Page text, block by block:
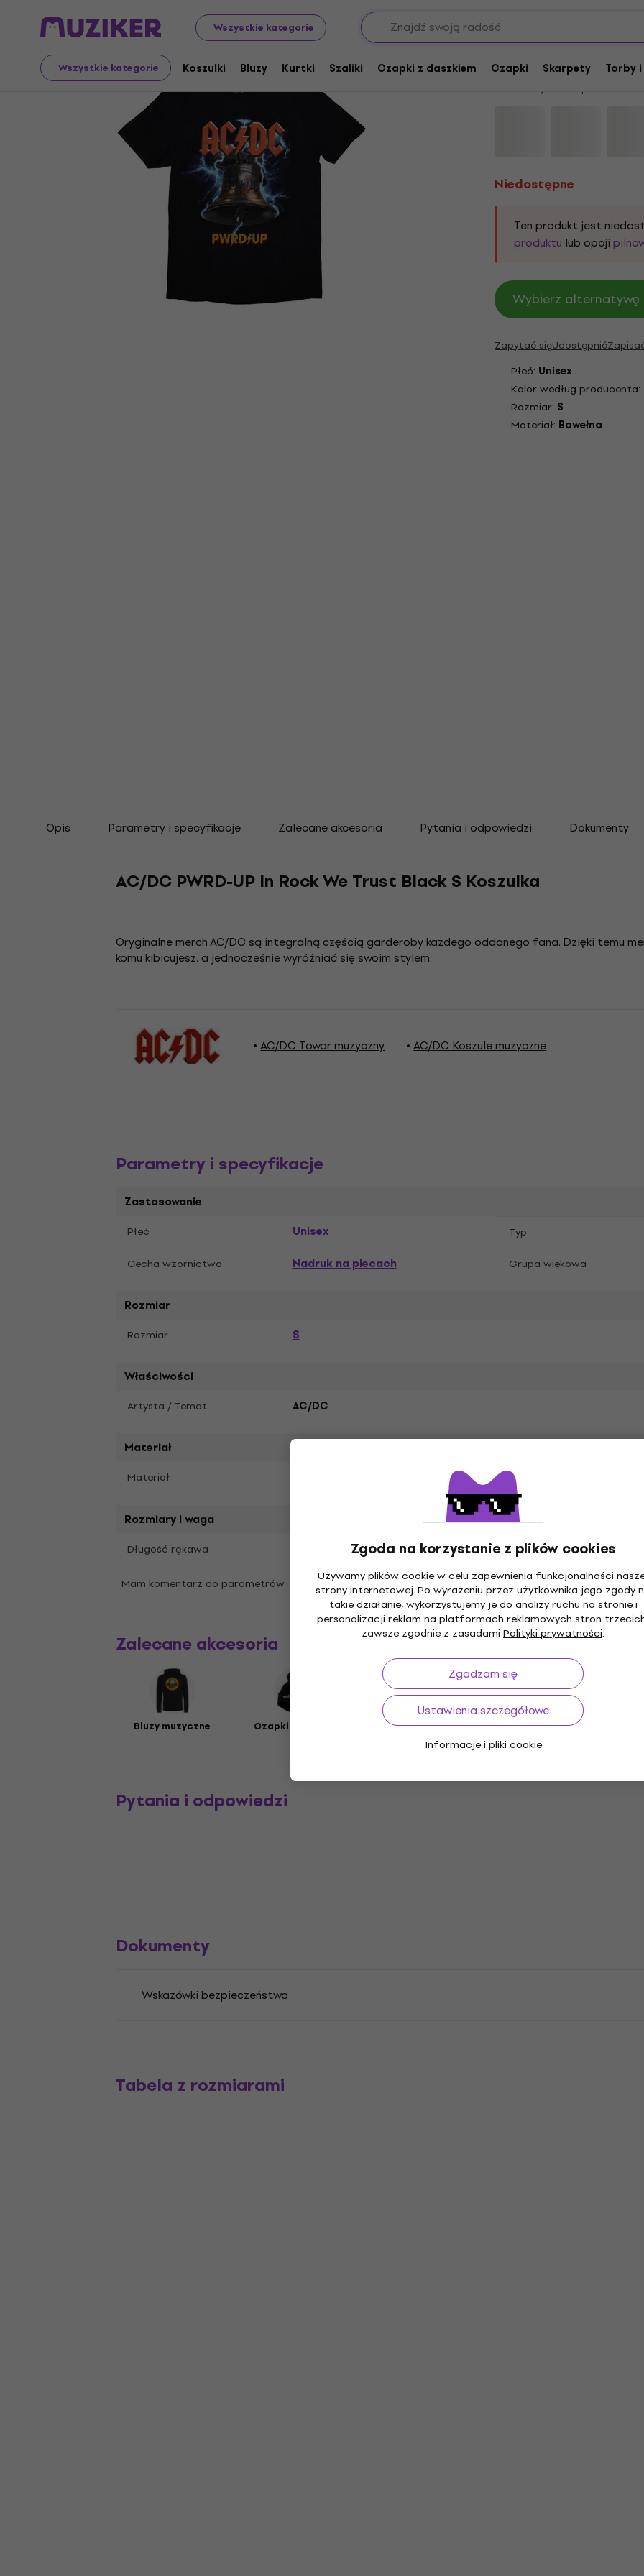
Wszystkie kategorie
Wszystkie kategorie Koszulki Bluzy Kurtki Szaliki Czapki z daszkiem Czapki Skarpety Torby
Zgoda na korzystanie z plików cookies
Używamy plików cookie w celu zapewnienia funkcjonalności
strony internetowej. Po wyrażeniu przez użytkownika jego zgody
takie działanie, wykorzystujemy je do analizy ruchu na stronie i
personalizacji reklam na platformach reklamowych stron
zawsze zgodnie z zasadami Polityki prywatności.
Zgadzam się
Ustawienia szczegółowe
Informacje i pliki cookie
Merch Towar muzyczny
Koszulki
Niedostępne
AC/DC PWRD-UP In
AC/DC Kod produktu:
Niedostępne
Ten produkt jest
produktu lub opcji
Wybierz alternatywę
Zapytać sięUdostępnić
Płeć: Unisex
Kolor według producenta:
Rozmiar: S
Materiał: Bawełna
Opis Parametry i specyfikacje Zalecane akcesoria Pytania i odpowiedzi Dokumenty
AC/DC PWRD-UP In Rock We Trust Black S Koszulka
Oryginalne merch AC/DC są integralną częścią garderoby każdego oddanego fana. Dzięki temu
komu kibicujesz, a jednocześnie wyróżniać się swoim stylem.
AC/DC Towar muzyczny AC/DC Koszule muzyczne
Parametry i specyfikacje
Zastosowanie
Płeć Unisex Typ
Cecha wzornictwa Nadruk na plecach Grupa wiekowa
Rozmiar
Rozmiar S
Właściwości
Artysta / Temat AC/DC
Materiał
Materiał Specyfikacja materiałów
Rozmiary i waga
Długość rękawa
Mam komentarz do parametrów
Zalecane akcesoria
Bluzy muzyczne Czapki muzyczne Płyty winylowe
Czapki z daszkiem
muzyczne
Pytania i odpowiedzi
Dokumenty
Wskazówki bezpieczeństwa
Tabela z rozmiarami